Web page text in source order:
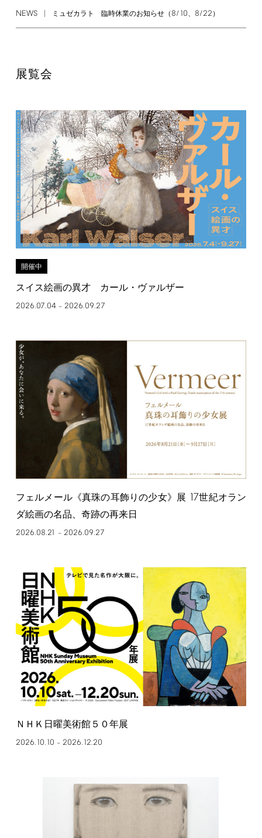
NEWS ミュゼカラト 臨時休業のお知らせ（ 8/10、 8/22 ）
展覧会
開催中
スイス絵画の異才 カール・ヴァルザー
2026.07.04– 2026.09.27
フェルメール《真珠の耳飾りの少女》展 17世紀オラン
ダ絵画の名品、奇跡の再来日
2026.08.21 – 2026.09.27
ＮＨＫ日曜美術館５０年展
2026.10.10 – 2026.12.20